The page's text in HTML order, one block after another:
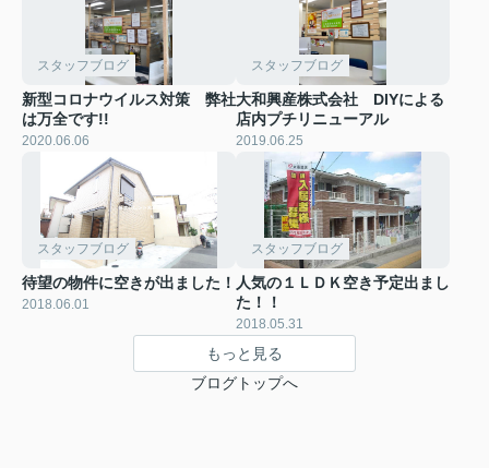
スタッフブログ
新型コロナウイルス対策 弊社
は万全です!!
2020.06.06
スタッフブログ
大和興産株式会社 DIYによる
店内プチリニューアル
2019.06.25
スタッフブログ
待望の物件に空きが出ました！
2018.06.01
スタッフブログ
人気の１ＬＤＫ空き予定出まし
た！！
2018.05.31
もっと見る
ブログトップへ